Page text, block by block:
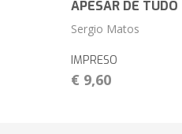
APESAR DE TUDO
Sergio Matos
IMPRESO
€ 9,60